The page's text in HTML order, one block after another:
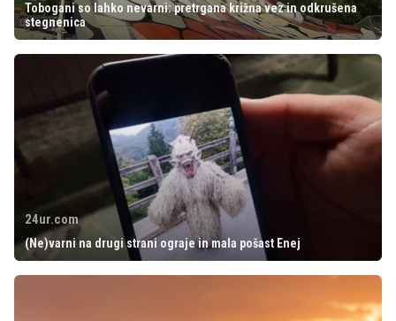
Tobogani so lahko nevarni: pretrgana križna vez in odkrušena
stegnenica
24ur.com
(Ne)varni na drugi strani ograje in mala pošast Enej